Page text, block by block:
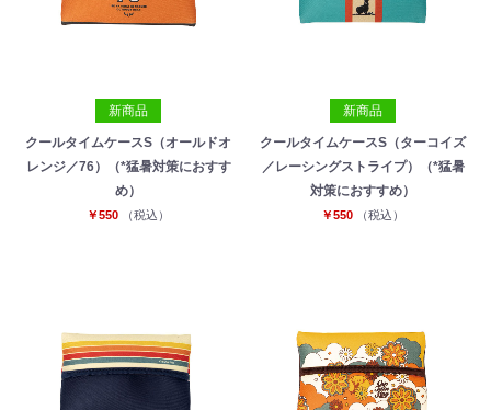
新商品
クールタイムケースS（オールドオ
レンジ／76）（*猛暑対策におすす
め）
￥550 （税込）
新商品
クールタイムケースS（ターコイズ
／レーシングストライプ）（*猛暑
対策におすすめ）
￥550 （税込）